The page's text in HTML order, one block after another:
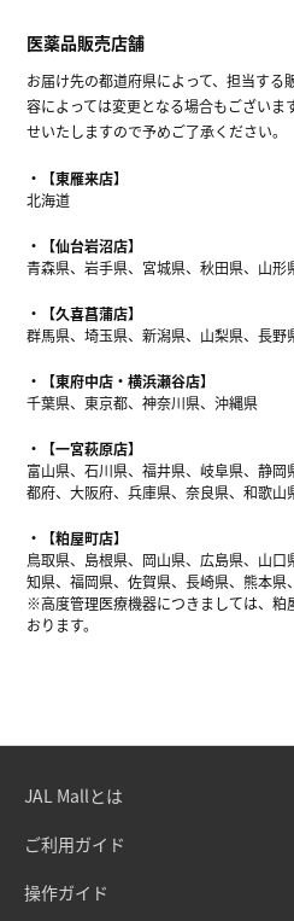
医薬品販売店舗
お届け先の都道府県によって、担当する
容によっては変更となる場合もございま
せいたしますので予めご了承ください。
【東雁来店】
北海道
【仙台岩沼店】
青森県、岩手県、宮城県、秋田県、山
【久喜菖蒲店】
群馬県、埼玉県、新潟県、山梨県、長野
【東府中店・横浜瀬谷店】
千葉県、東京都、神奈川県、沖縄県
【一宮萩原店】
富山県、石川県、福井県、岐阜県、静
都府、大阪府、兵庫県、奈良県、和歌山
【粕屋町店】
鳥取県、島根県、岡山県、広島県、山
知県、福岡県、佐賀県、長崎県、熊本
※高度管理医療機器につきましては、粕
おります。
JAL Mallとは
ご利用ガイド
操作ガイド